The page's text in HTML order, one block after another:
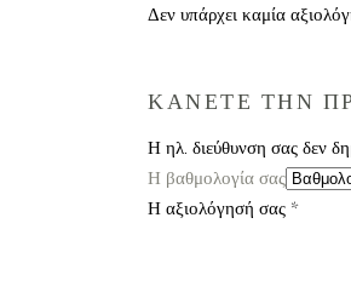
Δεν υπάρχει καμία
ΚΑΝΕΤΕ ΤΗΝ
Η ηλ. διεύθυνση σας δεν
Η βαθμολογία σας
Η αξιολόγησή σας *